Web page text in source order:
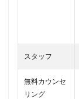
スタッフ
無料カウンセ
リング